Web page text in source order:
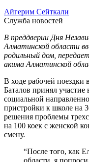
Айгерим Сейткали
Служба новостей
В преддверии Дня
Алматинской области
родильный дом,
акима Алматинской
В ходе рабочей
Баталов принял
социальной
пристройки к школе на
решения проблемы
на 100 коек с женской
смену.
“После того, как